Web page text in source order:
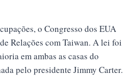
o Congresso dos EUA
Relações com Taiwan. A lei foi
em ambas as casas do
pelo presidente Jimmy Carter.